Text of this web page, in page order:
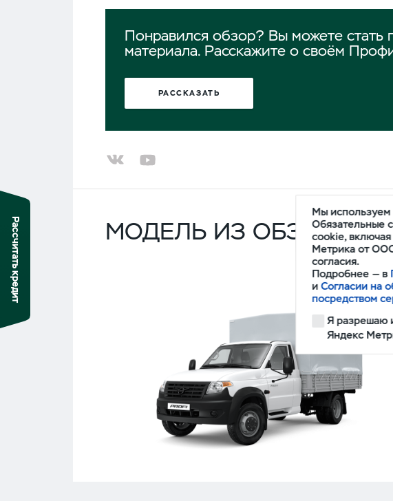
Понравился обзор? Вы можете стать
материала. Расскажите о своём
РАССКАЗАТЬ
МОДЕЛЬ ИЗ ОБЗОРА
Мы используем
Обязательные
cookie,
Метрика от
согласия.
Подробнее — в
иСогласии на
посредством
Я разрешаю
Яндекс
Рассчитать кредит